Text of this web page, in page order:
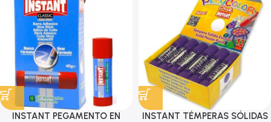
INSTANT PEGAMENTO EN
INSTANT TÉMPERAS SÓLIDAS